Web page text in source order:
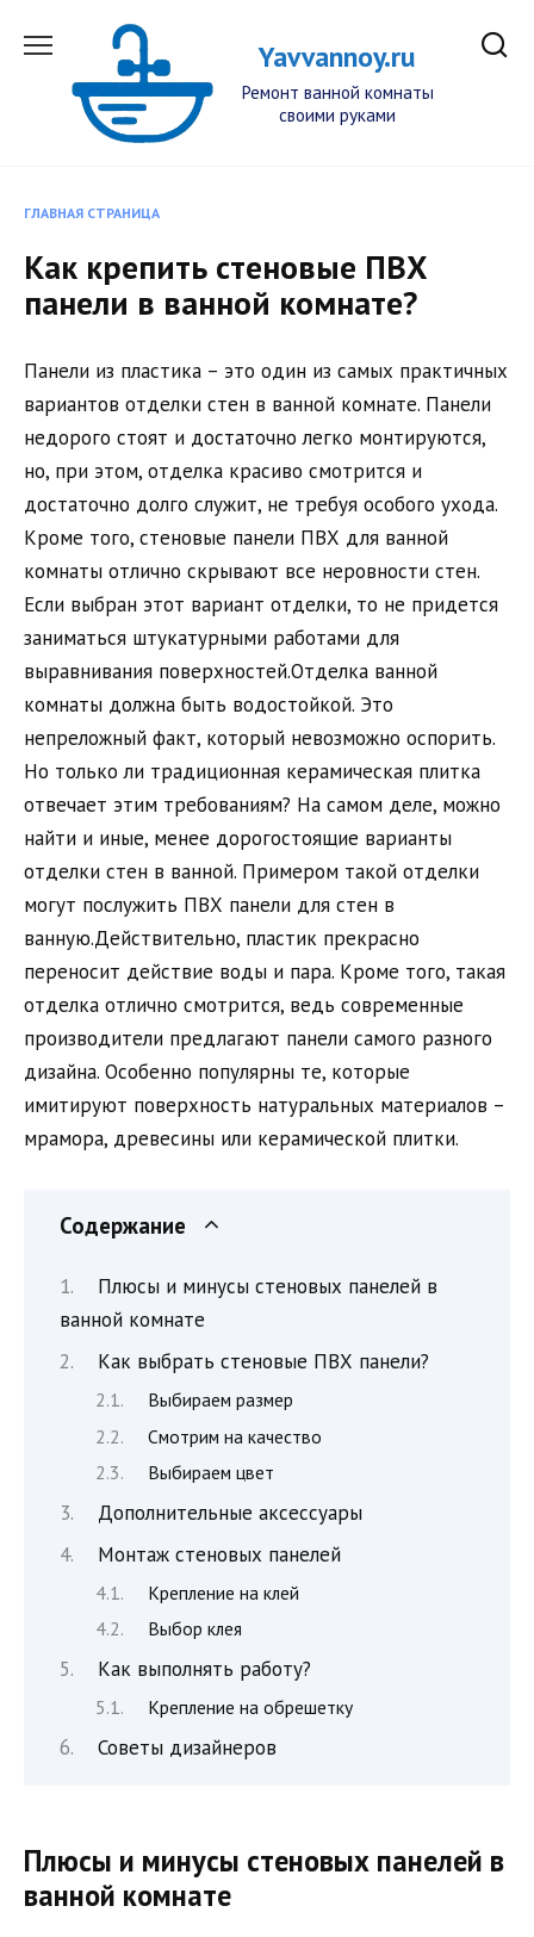
Yavvannoy.ru
Ремонт ванной комнаты
своими руками
ГЛАВНАЯ СТРАНИЦА
Как крепить стеновые ПВХ
панели в ванной комнате?
Панели из пластика – это один из самых практичных
вариантов отделки стен в ванной комнате. Панели
недорого стоят и достаточно легко монтируются,
но, при этом, отделка красиво смотрится и
достаточно долго служит, не требуя особого ухода.
Кроме того, стеновые панели ПВХ для ванной
комнаты отлично скрывают все неровности стен.
Если выбран этот вариант отделки, то не придется
заниматься штукатурными работами для
выравнивания поверхностей.Отделка ванной
комнаты должна быть водостойкой. Это
непреложный факт, который невозможно оспорить.
Но только ли традиционная керамическая плитка
отвечает этим требованиям? На самом деле, можно
найти и иные, менее дорогостоящие варианты
отделки стен в ванной. Примером такой отделки
могут послужить ПВХ панели для стен в
ванную.Действительно, пластик прекрасно
переносит действие воды и пара. Кроме того, такая
отделка отлично смотрится, ведь современные
производители предлагают панели самого разного
дизайна. Особенно популярны те, которые
имитируют поверхность натуральных материалов –
мрамора, древесины или керамической плитки.
Содержание
Плюсы и минусы стеновых панелей в
ванной комнате
Как выбрать стеновые ПВХ панели?
Выбираем размер
Смотрим на качество
Выбираем цвет
Дополнительные аксессуары
Монтаж стеновых панелей
Крепление на клей
Выбор клея
Как выполнять работу?
Крепление на обрешетку
Советы дизайнеров
Плюсы и минусы стеновых панелей в
ванной комнате